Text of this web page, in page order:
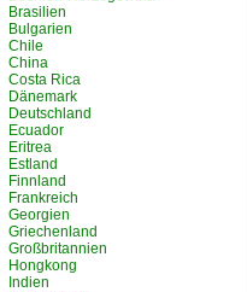
Brasilien
Bulgarien
Chile
China
Costa Rica
Dänemark
Deutschland
Ecuador
Eritrea
Estland
Finnland
Frankreich
Georgien
Griechenland
Großbritannien
Hongkong
Indien